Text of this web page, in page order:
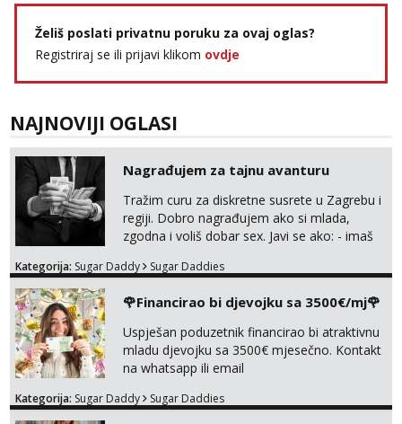
Želiš poslati privatnu poruku za ovaj oglas?
Registriraj se ili prijavi klikom ovdje
NAJNOVIJI OGLASI
Nagrađujem za tajnu avanturu
Tražim curu za diskretne susrete u Zagrebu i
regiji. Dobro nagrađujem ako si mlada,
zgodna i voliš dobar sex. Javi se ako: - imaš
kosu - se dobro ljubiš - si fleksibilna s
dostupna radnim danom (vikendi i noći su za
obitelj) - vodiš brigu o zdravlju i koristiš
zaštitu Ne javljajte se: - debele - frajeri i
paro...
Kategorija: Sugar Daddy Sugar Daddies
🌹Financirao bi djevojku sa 3500€/mj🌹
Uspješan poduzetnik financirao bi atraktivnu
mladu djevojku sa 3500€ mjesečno. Kontakt
na whatsapp ili email
Kategorija: Sugar Daddy Sugar Daddies